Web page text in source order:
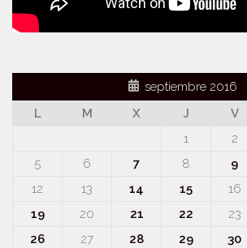
septiembre 2016
L
M X J V
1
2
5
6 7 8 9
12
13 14 15 16
19
20 21 22 23
26
27 28 29
30